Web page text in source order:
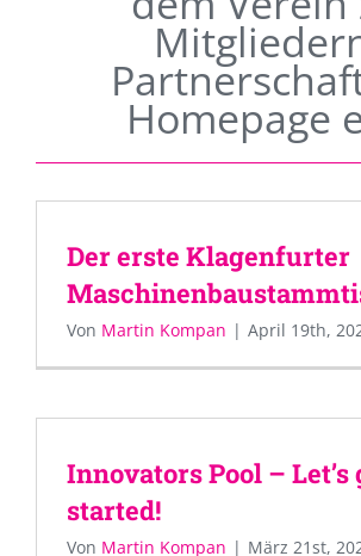
Homepage
Der erste Klagenfurter
Von Martin Kompan | April 19th,
Innovators Pool – Let’s
started!
Von Martin Kompan | März 21st,